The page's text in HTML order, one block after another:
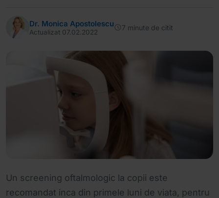
Dr. Monica Apostolescu
Actualizat 07.02.2022
7 minute de citit
Un screening oftalmologic la copii este
recomandat inca din primele luni de viata, pentru